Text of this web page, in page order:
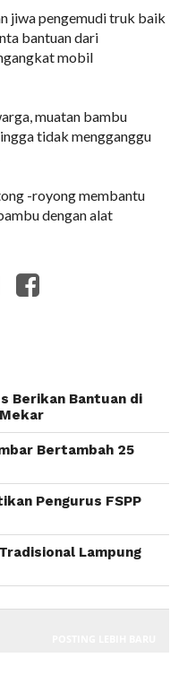
jiwa pengemudi truk baik
bantuan dari
mobil
muatan bambu
tidak mengganggu
-royong membantu
dengan alat
Berikan Bantuan di
Bertambah 25
Pengurus FSPP
Lampung